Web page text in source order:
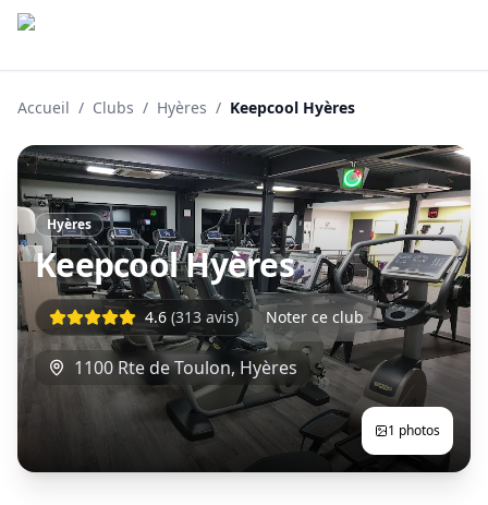
Accueil / Clubs / Hyères / Keepcool Hyères
Hyères
Keepcool Hyères
4.6 (313 avis) Noter ce club
1100 Rte de Toulon, Hyères
1 photos